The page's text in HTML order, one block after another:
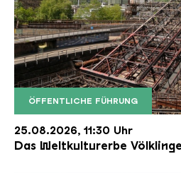
ÖFFENTLICHE FÜHRUNG
Der Erzschrägaufzug der
Copyright: Weltkulturerbe
25.08.2026, 11:30 Uhr
Das Weltkulturerbe